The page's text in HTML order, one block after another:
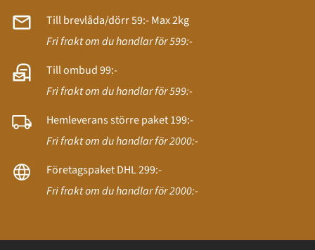
Till brevlåda/dörr 59:- Max 2kg
Fri frakt om du handlar för 599:-
Till ombud 99:-
Fri frakt om du handlar för 599:-
Hemleverans större paket 199:-
Fri frakt om du handlar för 2000:-
Företagspaket DHL 299:-
Fri frakt om du handlar för 2000:-